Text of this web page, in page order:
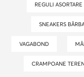
REGULI
SNEAKERS
VAGABOND
CRAMPOANE